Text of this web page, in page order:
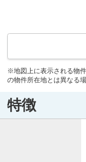
※地図上に表示される物
の物件所在地とは異なる
特徴